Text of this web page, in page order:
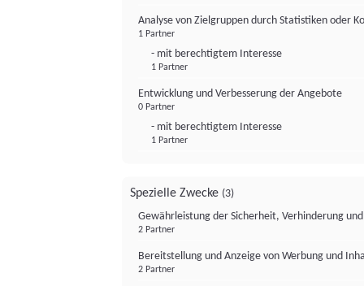
Analyse von Zielgruppen durch Statistiken oder
1 Partner
- mit berechtigtem Interesse
1 Partner
Entwicklung und Verbesserung der Angebote
0 Partner
- mit berechtigtem Interesse
1 Partner
Spezielle Zwecke (3)
Gewährleistung der Sicherheit, Verhinderung
2 Partner
Bereitstellung und Anzeige von Werbung und
2 Partner